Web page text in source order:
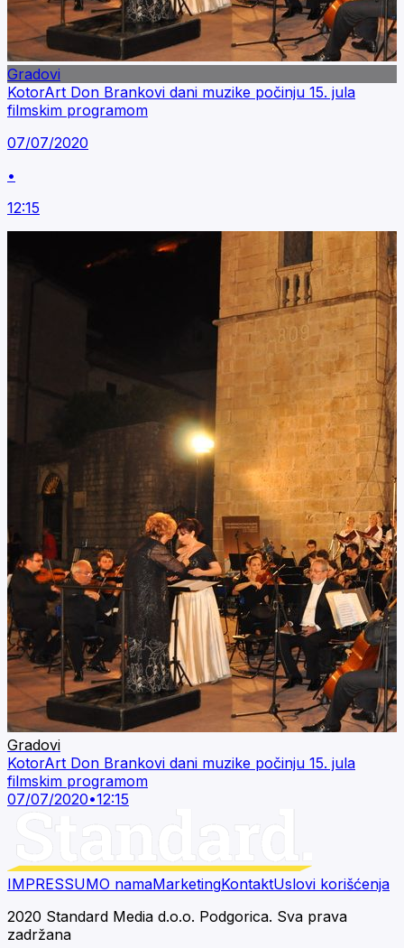
Gradovi
KotorArt Don Brankovi dani muzike počinju 15. jula
filmskim programom
07/07/2020
•
12:15
Gradovi
KotorArt Don Brankovi dani muzike počinju 15. jula
filmskim programom
07/07/2020•12:15
IMPRESSUMO namaMarketingKontaktUslovi korišćenja
2020 Standard Media d.o.o. Podgorica. Sva prava
zadržana